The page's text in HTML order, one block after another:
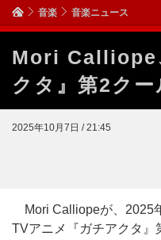
音楽 音楽ニュース
Mori Calliope
クタ』第2ク
2025年10月7日 / 21:45
Mori Calliopeが、2025
TVアニメ『ガチアクタ』